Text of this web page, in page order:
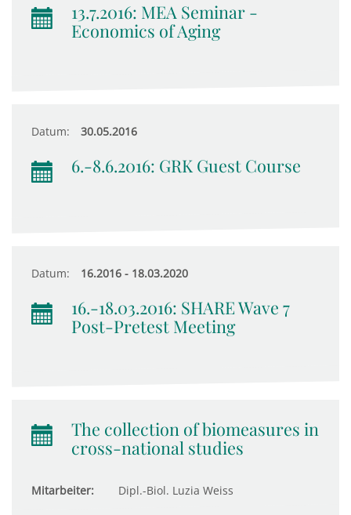
13.7.2016: MEA Seminar -
Economics of Aging
Datum: 30.05.2016
6.-8.6.2016: GRK Guest Course
Datum: 16.2016 - 18.03.2020
16.-18.03.2016: SHARE Wave 7
Post-Pretest Meeting
The collection of biomeasures in
cross-national studies
Mitarbeiter: Dipl.-Biol. Luzia Weiss